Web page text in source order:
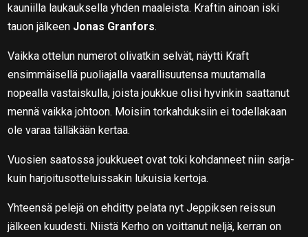
kauniilla laukauksella yhden maaleista. Kraftin ainoan iski
tauon jälkeen Jonas Granfors.
Vaikka ottelun numerot olivatkin selvät, näytti Kraft
ensimmäisellä puoliajalla vaarallisuutensa muutamalla
nopealla vastaiskulla, joista joukkue olisi hyvinkin saattanut
mennä vaikka johtoon. Moisiin torkahduksiin ei todellakaan
ole varaa tälläkään kertaa.
Vuosien saatossa joukkueet ovat toki kohdanneet niin sarja-
kuin harjoitusotteluissakin lukuisia kertoja.
Yhteensä pelejä on ehditty pelata nyt Jeppiksen reissun
jälkeen kuudesti. Niistä Kerho on voittanut neljä, kerran on